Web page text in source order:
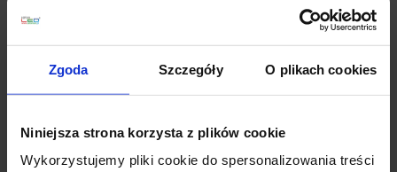
Zgoda Szczegóły O plikach cookies
Niniejsza strona korzysta z plików cookie
Wykorzystujemy pliki cookie do spersonalizowania treści
wzdłuż ciągu komunikacyjnego, podkreślać wyspę
wypoczynkowej.
Profil LED do karton-gipsu można zastosować także w
telewizyjnych. Linie zamontowane przy krawędzi sufitu
pomagają uzyskać efekt „pływającej” płaszczyzny,